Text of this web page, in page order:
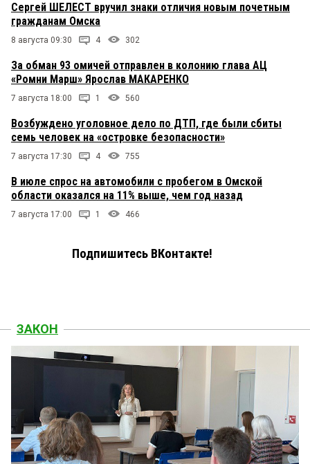
Сергей ШЕЛЕСТ вручил знаки отличия новым почетным
гражданам Омска
8 августа 09:30 4 302
За обман 93 омичей отправлен в колонию глава АЦ
«Ромни Марш» Ярослав МАКАРЕНКО
7 августа 18:00 1 560
Возбуждено уголовное дело по ДТП, где были сбиты
семь человек на «островке безопасности»
7 августа 17:30 4 755
В июле спрос на автомобили с пробегом в Омской
области оказался на 11% выше, чем год назад
7 августа 17:00 1 466
Подпишитесь ВКонтакте!
ЗАКОН